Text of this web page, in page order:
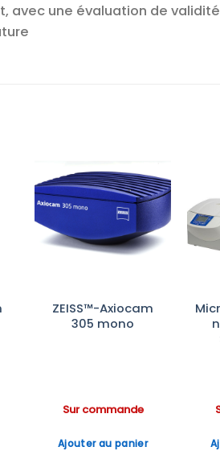
avec une évaluation de
Ajouter
à la liste
d’envies
ZEISS™-Axiocam
305 mono
Sur commande
Ajouter au panier